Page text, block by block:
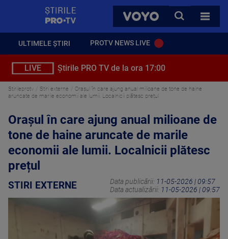
VOYO
CAUTA
TOATE
ULTIMELE ȘTIRI PROTV NEWS LIVE
LIVE Știrile PRO TV de la ora 17:00
Stirileprotv Stiri externe
Orașul în care ajung anual milioane de tone de haine
aruncate de marile economii ale lumii. Localnicii plătesc prețul
Orașul în care ajung anual milioane de
tone de haine aruncate de marile
economii ale lumii. Localnicii plătesc
prețul
STIRI EXTERNE Data publicării: 11-05-2026 | 09:57
Data actualizării: 11-05-2026 | 09:57